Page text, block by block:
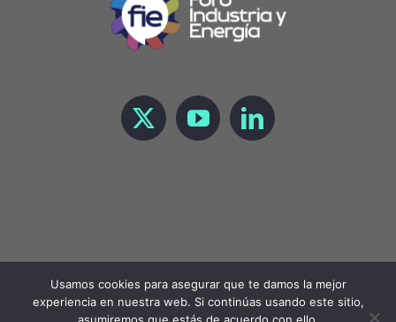
Copyright 2021 Foro de Industria y Energía |LEGAL
Usamos cookies para asegurar que te damos la mejor
experiencia en nuestra web. Si continúas usando este sitio,